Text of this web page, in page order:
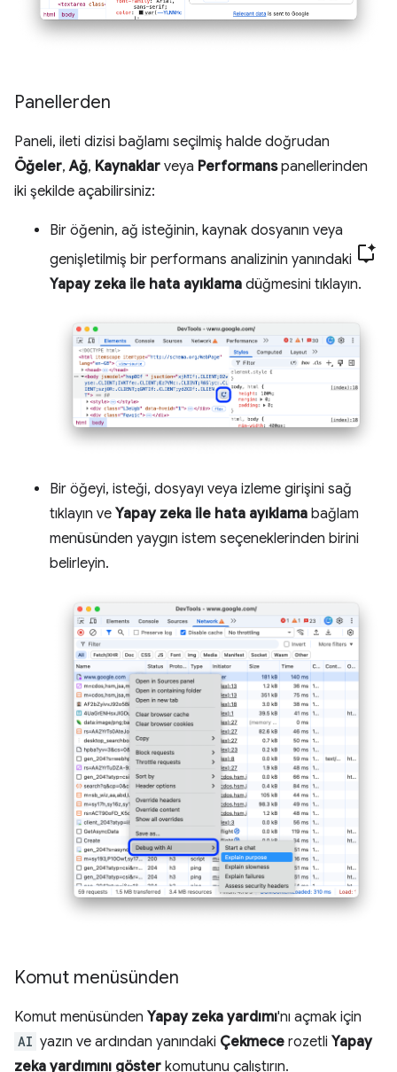
Panellerden
Paneli, ileti dizisi bağlamı seçilmiş halde doğrudan
Öğeler,Ağ, Kaynaklar veya Performanspanellerinden
iki şekilde açabilirsiniz:
Bir öğenin, ağ isteğinin, kaynak dosyanın veya
genişletilmiş bir performans analizinin yanındaki
Yapay zeka ile hata ayıklama düğmesini tıklayın.
Bir öğeyi, isteği, dosyayı veya izleme girişini sağ
tıklayın ve Yapay zeka ile hata ayıklama bağlam
menüsünden yaygın istem seçeneklerinden birini
belirleyin.
Komut menüsünden
Komut menüsünden Yapay zeka yardımı'nı açmak için
AI yazın ve ardından yanındaki Çekmece rozetli Yapay
zeka yardımını göster komutunu çalıştırın.